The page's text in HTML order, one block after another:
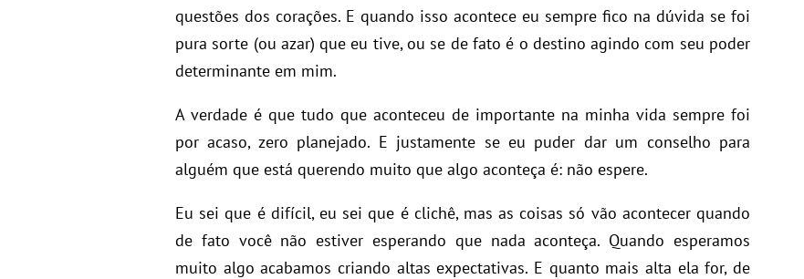
questões dos corações. E quando isso acontece eu sempre fico na dúvida se foi
pura sorte (ou azar) que eu tive, ou se de fato é o destino agindo com seu poder
determinante em mim.
A verdade é que tudo que aconteceu de importante na minha vida sempre foi
por acaso, zero planejado. E justamente se eu puder dar um conselho para
alguém que está querendo muito que algo aconteça é: não espere.
Eu sei que é difícil, eu sei que é clichê, mas as coisas só vão acontecer quando
de fato você não estiver esperando que nada aconteça. Quando esperamos
muito algo acabamos criando altas expectativas. E quanto mais alta ela for, de